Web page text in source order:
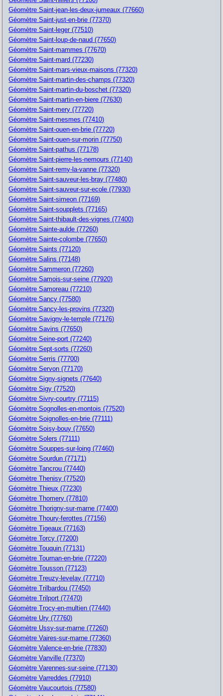
Géomètre Saint-jean-les-deux-jumeaux (77660)
Géomètre Saint-just-en-brie (77370)
Géomètre Saint-leger (77510)
Géomètre Saint-loup-de-naud (77650)
Géomètre Saint-mammes (77670)
Géomètre Saint-mard (77230)
Géomètre Saint-mars-vieux-maisons (77320)
Géomètre Saint-martin-des-champs (77320)
Géomètre Saint-martin-du-boschet (77320)
Géomètre Saint-martin-en-biere (77630)
Géomètre Saint-mery (77720)
Géomètre Saint-mesmes (77410)
Géomètre Saint-ouen-en-brie (77720)
Géomètre Saint-ouen-sur-morin (77750)
Géomètre Saint-pathus (77178)
Géomètre Saint-pierre-les-nemours (77140)
Géomètre Saint-remy-la-vanne (77320)
Géomètre Saint-sauveur-les-bray (77480)
Géomètre Saint-sauveur-sur-ecole (77930)
Géomètre Saint-simeon (77169)
Géomètre Saint-soupplets (77165)
Géomètre Saint-thibault-des-vignes (77400)
Géomètre Sainte-aulde (77260)
Géomètre Sainte-colombe (77650)
Géomètre Saints (77120)
Géomètre Salins (77148)
Géomètre Sammeron (77260)
Géomètre Samois-sur-seine (77920)
Géomètre Samoreau (77210)
Géomètre Sancy (77580)
Géomètre Sancy-les-provins (77320)
Géomètre Savigny-le-temple (77176)
Géomètre Savins (77650)
Géomètre Seine-port (77240)
Géomètre Sept-sorts (77260)
Géomètre Serris (77700)
Géomètre Servon (77170)
Géomètre Signy-signets (77640)
Géomètre Sigy (77520)
Géomètre Sivry-courtry (77115)
Géomètre Sognolles-en-montois (77520)
Géomètre Soignolles-en-brie (77111)
Géomètre Soisy-bouy (77650)
Géomètre Solers (77111)
Géomètre Souppes-sur-loing (77460)
Géomètre Sourdun (77171)
Géomètre Tancrou (77440)
Géomètre Thenisy (77520)
Géomètre Thieux (77230)
Géomètre Thomery (77810)
Géomètre Thorigny-sur-marne (77400)
Géomètre Thoury-ferottes (77156)
Géomètre Tigeaux (77163)
Géomètre Torcy (77200)
Géomètre Touquin (77131)
Géomètre Tournan-en-brie (77220)
Géomètre Tousson (77123)
Géomètre Treuzy-levelay (77710)
Géomètre Trilbardou (77450)
Géomètre Trilport (77470)
Géomètre Trocy-en-multien (77440)
Géomètre Ury (77760)
Géomètre Ussy-sur-marne (77260)
Géomètre Vaires-sur-marne (77360)
Géomètre Valence-en-brie (77830)
Géomètre Vanville (77370)
Géomètre Varennes-sur-seine (77130)
Géomètre Varreddes (77910)
Géomètre Vaucourtois (77580)